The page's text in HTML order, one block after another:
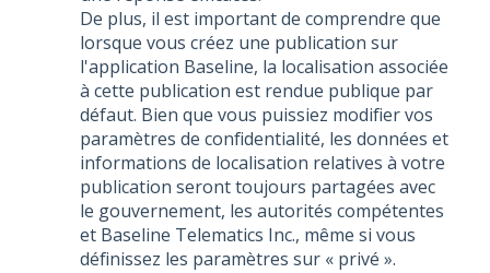
De plus, il est important de comprendre que
lorsque vous créez une publication sur
l'application Baseline, la localisation associée
à cette publication est rendue publique par
défaut. Bien que vous puissiez modifier vos
paramètres de confidentialité, les données et
informations de localisation relatives à votre
publication seront toujours partagées avec
le gouvernement, les autorités compétentes
et Baseline Telematics Inc., même si vous
définissez les paramètres sur « privé ».